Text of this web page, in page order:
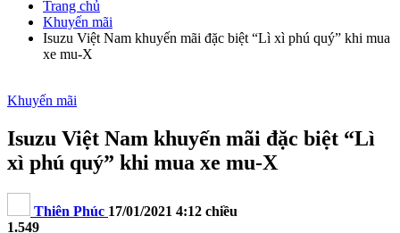
Trang chủ
Khuyến mãi
Isuzu Việt Nam khuyến mãi đặc biệt “Lì xì phú quý” khi mua
xe mu-X
Khuyến mãi
Isuzu Việt Nam khuyến mãi đặc biệt “Lì
xì phú quý” khi mua xe mu-X
Thiên Phúc 17/01/2021 4:12 chiều
1.549